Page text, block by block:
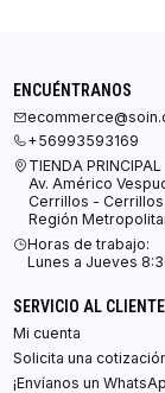
ENCUÉNTRANOS
+56993593169
TIENDA PRINCIPAL
Av. Américo
Cerrillos - Cerrillos
Región
Horas de trabajo:
Lunes a Jueves
SERVICIO AL CLIENTE
Mi cuenta
Solicita una
¡Envíanos un